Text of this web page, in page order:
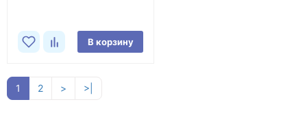
В корзину
1 2 > >|